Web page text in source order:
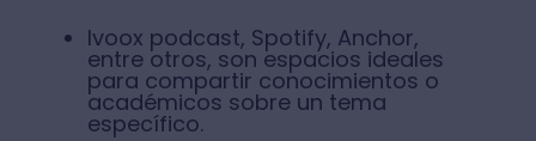
Ivoox podcast, Spotify, Anchor,
entre otros, son espacios ideales
para compartir conocimientos o
académicos sobre un tema
específico.